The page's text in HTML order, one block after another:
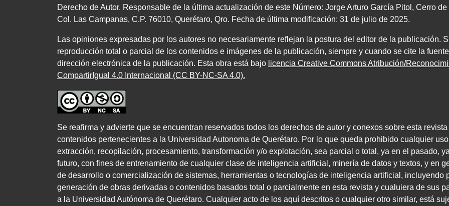
Derecho de Autor. Responsable de la última actualización de este Número: Jorge Arturo García Pitol, Cerro
Col. Las Campanas, C.P. 76010, Querétaro, Qro. Fecha de última modificación: 31 de julio de 2025.
Las opiniones expresadas por los autores no necesariamente reflejan la postura del editor de la publicación.
reproducción total o parcial de los contenidos e imágenes de la publicación, siempre y cuando se cite la
dirección electrónica de la publicación. Esta obra está bajo licencia Creative Commons Atribución/
CompartirIgual 4.0 Internacional (CC BY-NC-SA 4.0).
Se reafirma y advierte que se encuentran reservados todos los derechos de autor y conexos sobre esta
contenidos pertenecientes a la Universidad Autonoma de Querétaro. Por lo que queda prohibido cualquier
extracción, recopilación, procesamiento, transformación y/o explotación, sea parcial o total, ya en el pasado,
futuro, con fines de entrenamiento de cualquier clase de inteligencia artificial, minería de datos y textos, y en
de desarrollo o comercialización de sistemas, herramientas o tecnologías de inteligencia artificial, incluyendo
generación de obras derivadas o contenidos basados total o parcialmente en esta revista y cualuiera de sus
a la Universidad Autónoma de Querétaro. Cualquier acto de los aquí descritos o cualquier otro similar, está